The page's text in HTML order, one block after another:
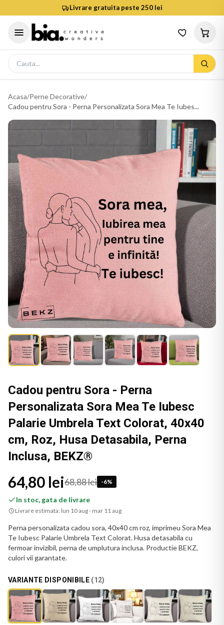
Livrare gratuita peste 250 lei
Acasa/Perne Decorative/
Cadou pentru Sora - Perna Personalizata Sora Mea Te Iubes...
Cadou pentru Sora - Perna
Personalizata Sora Mea Te Iubesc
Palarie Umbrela Text Colorat, 40x40
cm, Roz, Husa Detasabila, Perna
Inclusa, BEKZ®
64,80 lei68,88 lei -6%
In stoc, gata de livrare
Livrare estimata: lun 10 aug - mar 11 aug
Perna personalizata cadou sora, 40x40 cm roz, imprimeu Sora Mea
Te Iubesc Palarie Umbrela Text Colorat. Husa detasabila cu
fermoar invizibil, perna de umplutura inclusa. Productie BEKZ,
culori vii garantate.
VARIANTE DISPONIBILE (12)